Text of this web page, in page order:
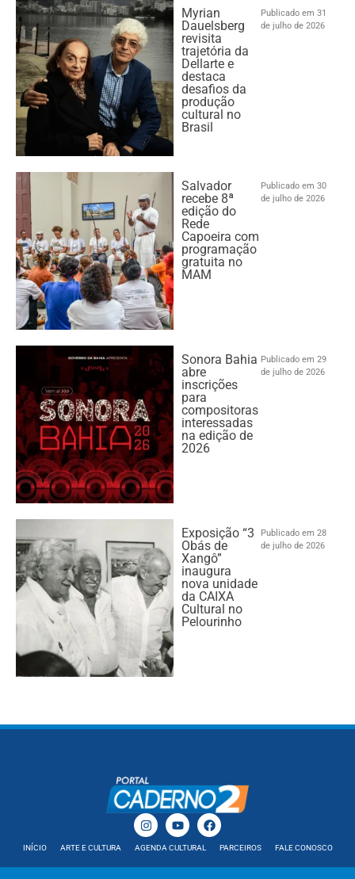
Myrian
Dauelsberg
revisita
trajetória da
Dellarte e
destaca
desafios da
produção
cultural no
Brasil
Publicado em 31
de julho de 2026
Salvador
recebe 8ª
edição do
Rede
Capoeira com
programação
gratuita no
MAM
Publicado em 30
de julho de 2026
Sonora Bahia
abre
inscrições
para
compositoras
interessadas
na edição de
2026
Publicado em 29
de julho de 2026
Exposição “3
Obás de
Xangô”
inaugura
nova unidade
da CAIXA
Cultural no
Pelourinho
Publicado em 28
de julho de 2026
INÍCIO ARTE E CULTURA AGENDA CULTURAL PARCEIROS FALE CONOSCO